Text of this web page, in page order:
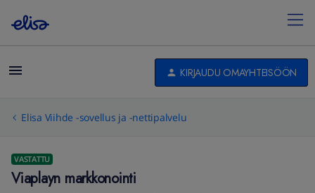
KIRJAUDU OMAYHTEISÖÖN
Elisa Viihde -sovellus ja -nettipalvelu
VASTATTU
Viaplayn markkonointi